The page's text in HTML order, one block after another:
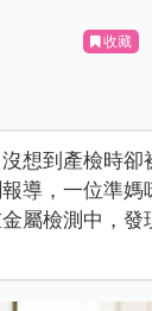
收藏
想到產檢時
導，一位準
屬檢測中，發